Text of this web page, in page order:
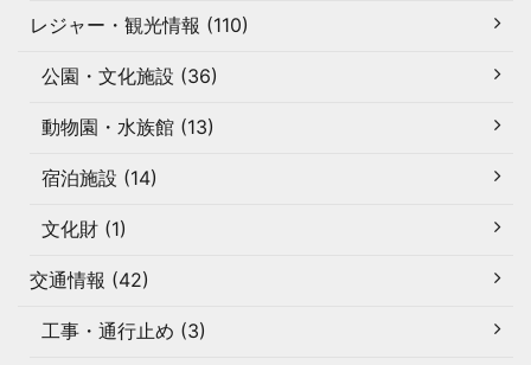
レジャー・観光情報 (110)
公園・文化施設 (36)
動物園・水族館 (13)
宿泊施設 (14)
文化財 (1)
交通情報 (42)
工事・通行止め (3)